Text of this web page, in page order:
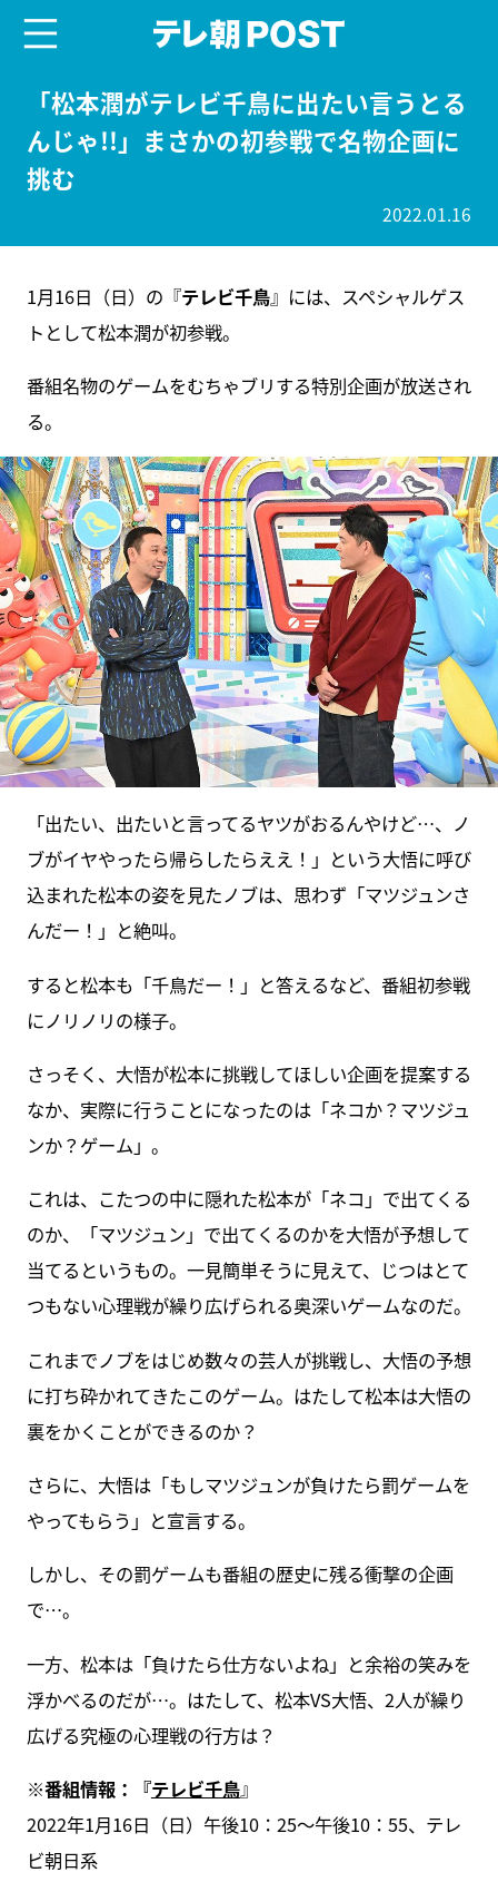
「松本潤がテレビ千鳥に出たい言うとる
んじゃ!!」まさかの初参戦で名物企画に
挑む
2022.01.16
1月16日（日）の『テレビ千鳥』には、スペシャルゲス
トとして松本潤が初参戦。
番組名物のゲームをむちゃブリする特別企画が放送され
る。
「出たい、出たいと言ってるヤツがおるんやけど…、ノ
ブがイヤやったら帰らしたらええ！」という大悟に呼び
込まれた松本の姿を見たノブは、思わず「マツジュンさ
んだー！」と絶叫。
すると松本も「千鳥だー！」と答えるなど、番組初参戦
にノリノリの様子。
さっそく、大悟が松本に挑戦してほしい企画を提案する
なか、実際に行うことになったのは「ネコか？マツジュ
ンか？ゲーム」。
これは、こたつの中に隠れた松本が「ネコ」で出てくる
のか、「マツジュン」で出てくるのかを大悟が予想して
当てるというもの。一見簡単そうに見えて、じつはとて
つもない心理戦が繰り広げられる奥深いゲームなのだ。
これまでノブをはじめ数々の芸人が挑戦し、大悟の予想
に打ち砕かれてきたこのゲーム。はたして松本は大悟の
裏をかくことができるのか？
さらに、大悟は「もしマツジュンが負けたら罰ゲームを
やってもらう」と宣言する。
しかし、その罰ゲームも番組の歴史に残る衝撃の企画
で…。
一方、松本は「負けたら仕方ないよね」と余裕の笑みを
浮かべるのだが…。はたして、松本VS大悟、2人が繰り
広げる究極の心理戦の行方は？
※番組情報：『テレビ千鳥』
2022年1月16日（日）午後10：25～午後10：55、テレ
ビ朝日系